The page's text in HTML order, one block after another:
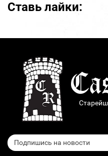
Ставь лайки: